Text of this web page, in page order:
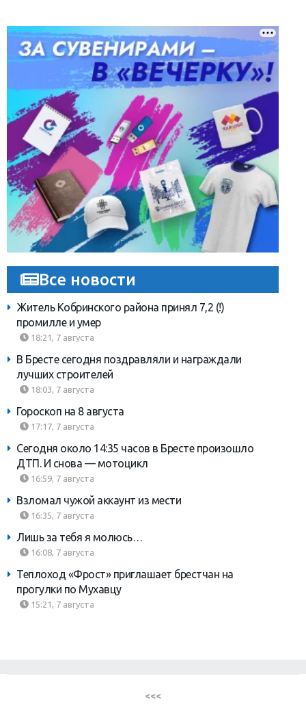
Все новости
Житель Кобринского района принял 7,2 (!)
промилле и умер
18:21, 7 августа
В Бресте сегодня поздравляли и награждали
лучших строителей
18:03, 7 августа
Гороскоп на 8 августа
17:17, 7 августа
Сегодня около 14:35 часов в Бресте произошло
ДТП. И снова — мотоцикл
16:59, 7 августа
Взломал чужой аккаунт из мести
16:35, 7 августа
Лишь за тебя я молюсь…
16:08, 7 августа
Теплоход «Фрост» приглашает брестчан на
прогулки по Мухавцу
15:21, 7 августа
<<<